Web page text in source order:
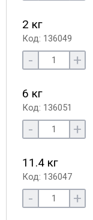
2 кг
Код: 136049
- +
6 кг
Код: 136051
- +
11.4 кг
Код: 136047
- +